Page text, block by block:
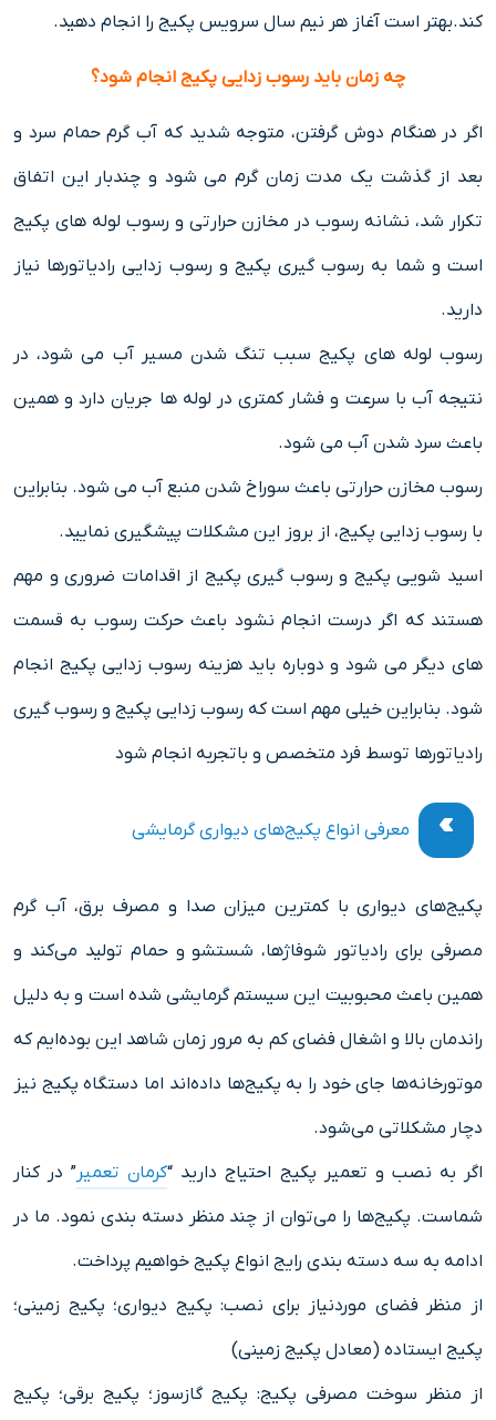
کند.بهتر است آغاز هر نیم سال سرویس پکیج را انجام دهید.
چه زمان باید رسوب زدایی پکیج انجام شود؟
اگر در هنگام دوش گرفتن، متوجه شدید که آب گرم حمام سرد و
بعد از گذشت یک مدت زمان گرم می شود و چندبار این اتفاق
تکرار شد، نشانه رسوب در مخازن حرارتی و رسوب لوله های پکیج
است و شما به رسوب گیری پکیج و رسوب زدایی رادیاتورها نیاز
دارید.
رسوب لوله های پکیج سبب تنگ شدن مسیر آب می شود، در
نتیجه آب با سرعت و فشار کمتری در لوله ها جریان دارد و همین
باعث سرد شدن آب می شود.
رسوب مخازن حرارتی باعث سوراخ شدن منبع آب می شود. بنابراین
با رسوب زدایی پکیج، از بروز این مشکلات پیشگیری نمایید.
اسید شویی پکیج و رسوب گیری پکیج از اقدامات ضروری و مهم
هستند که اگر درست انجام نشود باعث حرکت رسوب به قسمت
های دیگر می شود و دوباره باید هزینه رسوب زدایی پکیج انجام
شود. بنابراین خیلی مهم است که رسوب زدایی پکیج و رسوب گیری
رادیاتورها توسط فرد متخصص و باتجربه انجام شود
معرفی انواع پکیج‌های دیواری گرمایشی
پکیج‌های دیواری با کمترین میزان صدا و مصرف برق، آب گرم
مصرفی برای رادیاتور شوفاژها، شستشو و حمام تولید می‌کند و
همین باعث محبوبیت این سیستم گرمایشی شده است و به دلیل
راندمان بالا و اشغال فضای کم به مرور زمان شاهد این بوده‌ایم که
موتورخانه‌ها جای خود را به پکیج‌ها داده‌اند اما دستگاه پکیج نیز
دچار مشکلاتی می‌شود.
اگر به نصب و تعمیر پکیج احتیاج دارید “کرمان تعمیر” در کنار
شماست. پکیج‌ها را می‌توان از چند منظر دسته بندی نمود. ما در
ادامه به سه دسته بندی رایج انواع پکیج خواهیم پرداخت.
از منظر فضای موردنیاز برای نصب: پکیج دیواری؛ پکیج زمینی؛
پکیج ایستاده (معادل پکیج زمینی)
از منظر سوخت مصرفی پکیج: پکیج گازسوز؛ پکیج برقی؛ پکیج